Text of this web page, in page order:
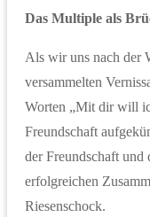
Das Multiple als
Als wir uns nach der
versammelten
Worten „Mit dir will
Freundschaft
der Freundschaft und
erfolgreichen
Riesenschock.